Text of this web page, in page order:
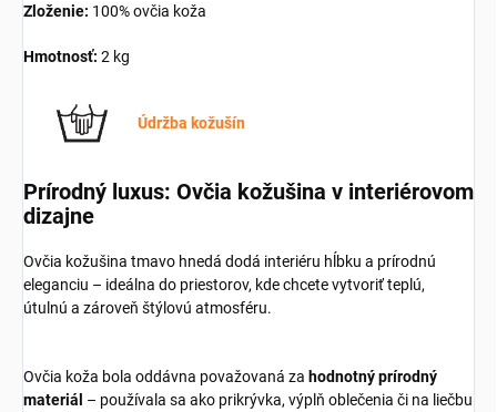
Zloženie: 100% ovčia koža
Hmotnosť: 2 kg
Údržba kožušín
Prírodný luxus: Ovčia kožušina v interiérovom
dizajne
Ovčia kožušina tmavo hnedá dodá interiéru hĺbku a prírodnú
eleganciu – ideálna do priestorov, kde chcete vytvoriť teplú,
útulnú a zároveň štýlovú atmosféru.
Ovčia koža bola oddávna považovaná za hodnotný prírodný
materiál – používala sa ako prikrývka, výplň oblečenia či na liečbu